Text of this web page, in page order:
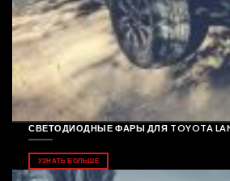
СВЕТОДИОДНЫЕ ФАРЫ ДЛЯ TOYOTA
УЗНАТЬ БОЛЬШЕ